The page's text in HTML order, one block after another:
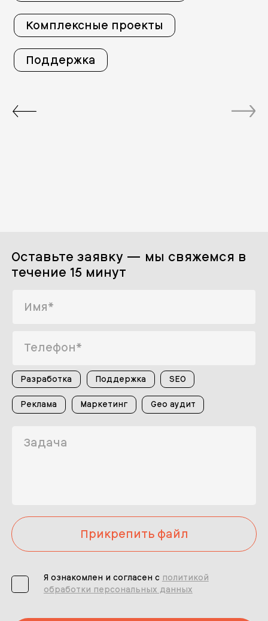
Комплексные проекты
Поддержка
Оставьте заявку — мы свяжемся в
течение 15 минут
Разработка Поддержка SEO
Реклама Маркетинг Geo аудит
Прикрепить файл
Я ознакомлен и согласен с политикой
обработки персональных данных